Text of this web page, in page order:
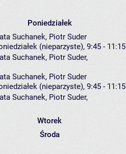
Poniedziałek
Suchanek, Piotr Suder
(nieparzyste), 9:45 - 11:15
Suchanek, Piotr Suder,
Suchanek, Piotr Suder
(nieparzyste), 9:45 - 11:15
Suchanek, Piotr Suder,
Wtorek
Środa